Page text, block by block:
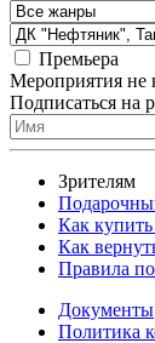
Премьера
Мероприятия не
Подписаться на
Зрителям
Как
Как
Правила
Документы
Политика